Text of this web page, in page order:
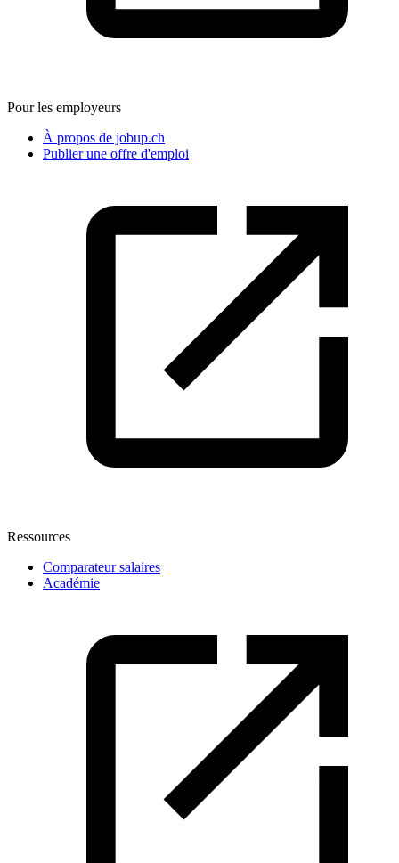
Pour les employeurs
À propos de jobup.ch
Publier une offre d'emploi
Ressources
Comparateur salaires
Académie